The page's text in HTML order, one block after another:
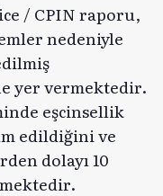
/ CPIN raporu,
nedeniyle
yer vermektedir.
eşcinsellik
edildiğini ve
dolayı 10